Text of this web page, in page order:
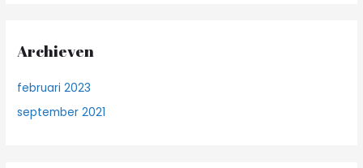
Archieven
februari 2023
september 2021